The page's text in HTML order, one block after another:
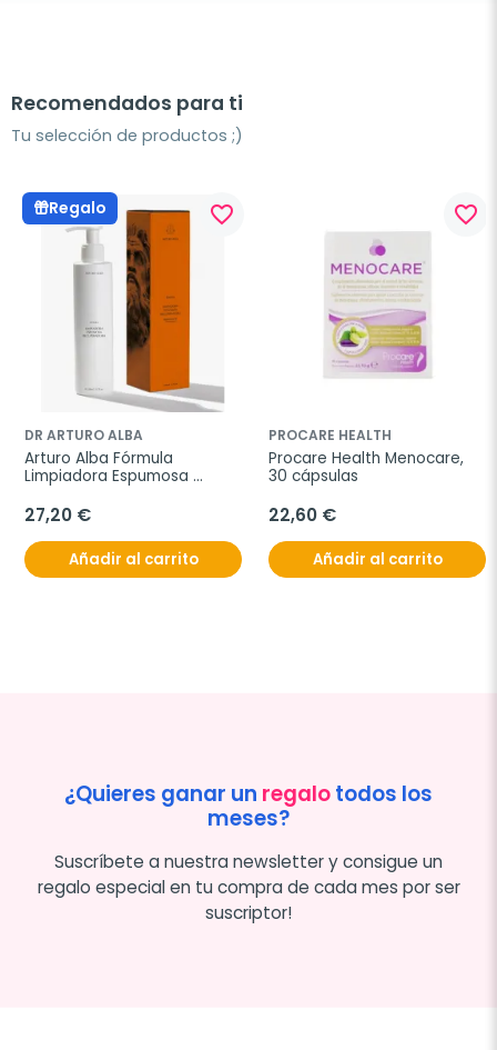
Recomendados para ti
Tu selección de productos ;)
Regalo favorite_border
DR ARTURO ALBA
Arturo Alba Fórmula
Limpiadora Espumosa
27,20 €
Añadir al carrito
favorite_border
PROCARE HEALTH
Procare Health Menocare,
30 cápsulas
22,60 €
Añadir al carrito
¿Quieres ganar un regalotodos los
meses?
Suscríbete a nuestra newsletter y consigue un
regalo especial en tu compra de cada mes por ser
suscriptor!